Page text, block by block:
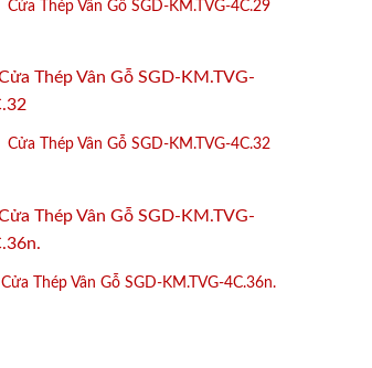
Cửa Thép Vân Gỗ SGD-KM.TVG-4C.29
Cửa Thép Vân Gỗ SGD-KM.TVG-4C.32
Cửa Thép Vân Gỗ SGD-KM.TVG-4C.36n.